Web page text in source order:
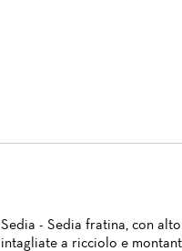
Sedia - Sedia fratina, con
intagliate a ricciolo e